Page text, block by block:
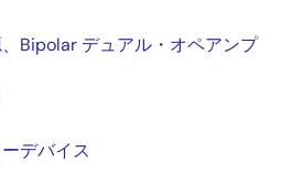
Bipolar デュアル・オペアンプ
デバイス